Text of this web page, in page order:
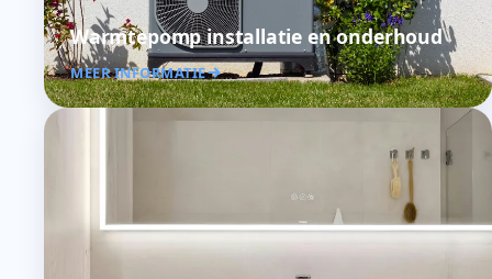
Warmtepomp installatie en onderhoud
MEER INFORMATIE